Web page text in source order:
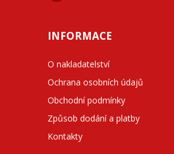
INFORMACE
O nakladatelství
Ochrana osobních údajů
Obchodní podmínky
Způsob dodání a platby
Kontakty